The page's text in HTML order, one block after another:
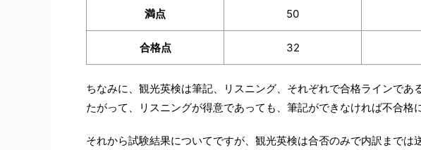
満点 50
合格点 32
ちなみに、観光英検は筆記、リスニング、それぞれで合格ラインであ
たがって、リスニングが得意であっても、筆記ができなければ不合格
それから試験結果についてですが、観光英検は合否のみで内訳まで